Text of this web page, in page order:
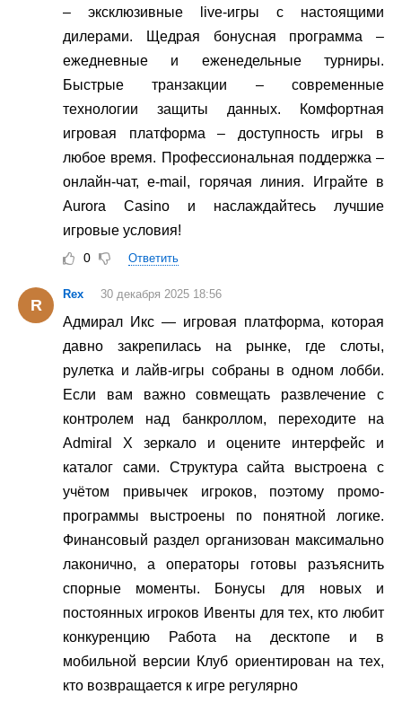
– эксклюзивные live-игры с настоящими
дилерами. Щедрая бонусная программа –
ежедневные и еженедельные турниры.
Быстрые транзакции – современные
технологии защиты данных. Комфортная
игровая платформа – доступность игры в
любое время. Профессиональная поддержка –
онлайн-чат, e-mail, горячая линия. Играйте в
Aurora Casino и наслаждайтесь лучшие
игровые условия!
0 Ответить
R
Rex 30 декабря 2025 18:56
Адмирал Икс — игровая платформа, которая
давно закрепилась на рынке, где слоты,
рулетка и лайв-игры собраны в одном лобби.
Если вам важно совмещать развлечение с
контролем над банкроллом, переходите на
Admiral X зеркало и оцените интерфейс и
каталог сами. Структура сайта выстроена с
учётом привычек игроков, поэтому промо-
программы выстроены по понятной логике.
Финансовый раздел организован максимально
лаконично, а операторы готовы разъяснить
спорные моменты. Бонусы для новых и
постоянных игроков Ивенты для тех, кто любит
конкуренцию Работа на десктопе и в
мобильной версии Клуб ориентирован на тех,
кто возвращается к игре регулярно